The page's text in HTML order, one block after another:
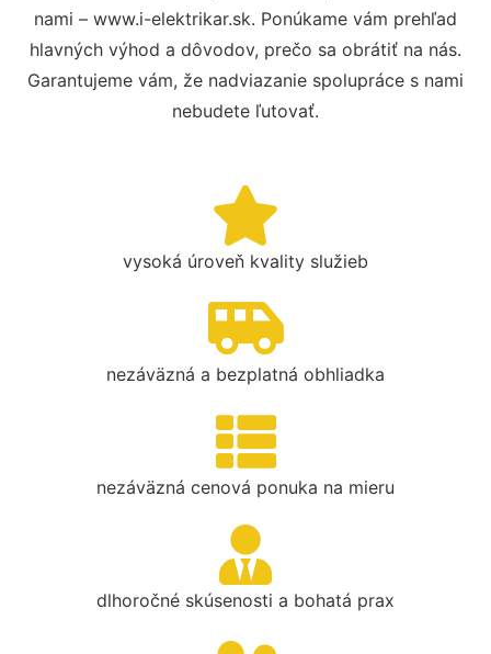
nami – www.i-elektrikar.sk. Ponúkame vám prehľad
hlavných výhod a dôvodov, prečo sa obrátiť na nás.
Garantujeme vám, že nadviazanie spolupráce s nami
nebudete ľutovať.
vysoká úroveň kvality služieb
nezáväzná a bezplatná obhliadka
nezáväzná cenová ponuka na mieru
dlhoročné skúsenosti a bohatá prax